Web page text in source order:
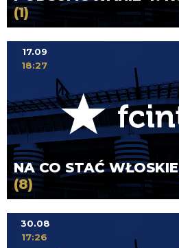
(1)
NA CO STAĆ
(8)
17.09
18:27
30.08
17:26